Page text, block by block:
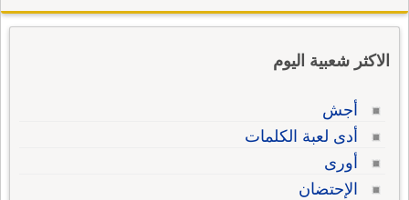
الاكثر شعبية اليوم
أجش
أدى لعبة الكلمات
أورى
الإحتضان